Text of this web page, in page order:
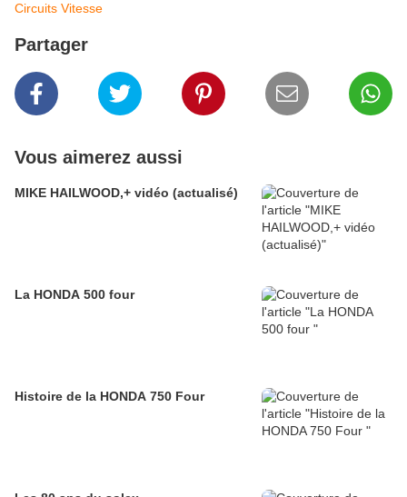
Circuits Vitesse
Partager
Vous aimerez aussi
MIKE HAILWOOD,+ vidéo (actualisé)
La HONDA 500 four
Histoire de la HONDA 750 Four